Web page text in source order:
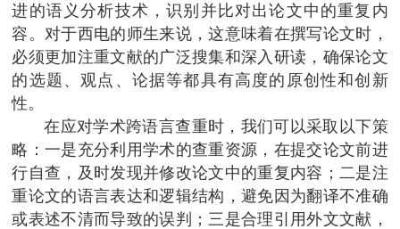
进的语义分析技术，识别并比对出论文中的重复内
容。对于西电的师生来说，这意味着在撰写论文时，
必须更加注重文献的广泛搜集和深入研读，确保论文
的选题、观点、论据等都具有高度的原创性和创新
性。
在应对学术跨语言查重时，我们可以采取以下策
略：一是充分利用学术的查重资源，在提交论文前进
行自查，及时发现并修改论文中的重复内容；二是注
重论文的语言表达和逻辑结构，避免因为翻译不准确
或表述不清而导致的误判；三是合理引用外文文献，